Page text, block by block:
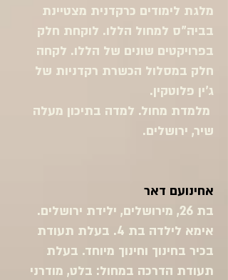
מלגת לימודים כרקדנית מצטיינת
בביה"ס למחול הללו. לוקחת חלק
בפרויקטים שונים של הללו. לקחה
חלק במסלול הכשרת רקדניות של
ג'ין פלוטקין.
מלמדת מחול. למדה בתיכון מעלה
שיר, ירושלים.
אחינועם דאר
בת 26, מירושלים, ילידת ירושלים.
אימא לילדה בת 4. בעלת תעודת
בכיר בחינוך וחינוך מיוחד. בעלת
תעודת הדרכה במחול: בלט, מודרני